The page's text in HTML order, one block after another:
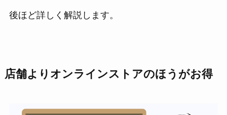
後ほど詳しく解説します。
店舗よりオンラインストアのほうがお得